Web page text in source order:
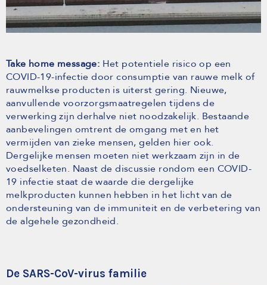
Take home message: Het potentiele risico op een
COVID-19-infectie door consumptie van rauwe melk of
rauwmelkse producten is uiterst gering. Nieuwe,
aanvullende voorzorgsmaatregelen tijdens de
verwerking zijn derhalve niet noodzakelijk. Bestaande
aanbevelingen omtrent de omgang met en het
vermijden van zieke mensen, gelden hier ook.
Dergelijke mensen moeten niet werkzaam zijn in de
voedselketen. Naast de discussie rondom een COVID-
19 infectie staat de waarde die dergelijke
melkproducten kunnen hebben in het licht van de
ondersteuning van de immuniteit en de verbetering van
de algehele gezondheid.
De SARS-CoV-virus familie